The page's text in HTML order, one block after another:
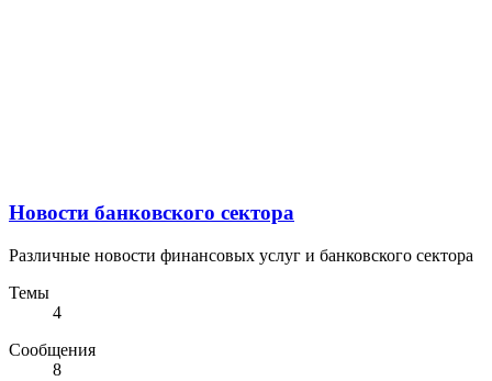
Новости банковского сектора
Различные новости финансовых услуг и банковского сектора
Темы
4
Сообщения
8